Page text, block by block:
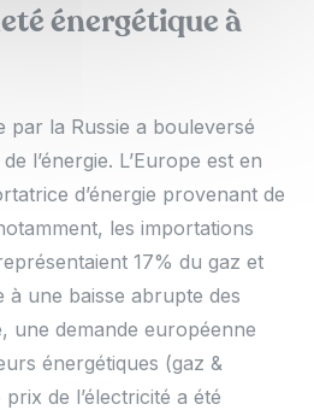
énergétique à
par la Russie a bouleversé
l’énergie. L’Europe est en
d’énergie provenant de
les importations
17% du gaz et
une baisse abrupte des
une demande européenne
énergétiques (gaz &
de l’électricité a été